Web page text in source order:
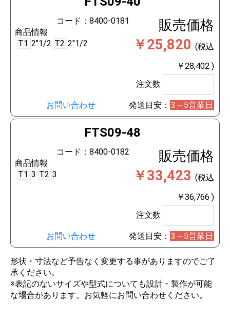
コード：8400-0181
商品情報
T1 2"1/2 T2 2"1/2
販売価格
￥25,820 (税込
￥28,402 )
注文数
お問い合わせ 発送目安： 3～5営業日
FTS09-48
コード：8400-0182
商品情報
T1 3 T2 3
販売価格
￥33,423 (税込
￥36,766 )
注文数
お問い合わせ 発送目安： 3～5営業日
形状・寸法など予告なく変更する事がありますのでご了
承ください。
※表記のないサイズや型式についても設計・製作が可能
な場合があります。お気軽にお問い合わせください。